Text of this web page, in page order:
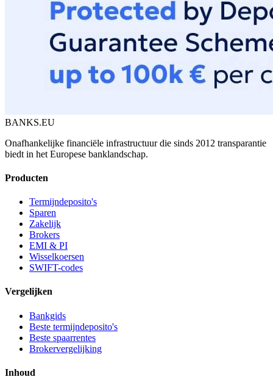
BANKS.EU
Onafhankelijke financiële infrastructuur die sinds 2012 transparantie
biedt in het Europese banklandschap.
Producten
Termijndeposito's
Sparen
Zakelijk
Brokers
EMI & PI
Wisselkoersen
SWIFT-codes
Vergelijken
Bankgids
Beste termijndeposito's
Beste spaarrentes
Brokervergelijking
Inhoud